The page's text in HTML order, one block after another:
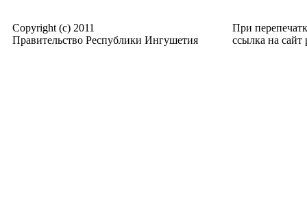
Copyright (c) 2011
Правительство Республики Ингушетия
При
ссылка на сайт